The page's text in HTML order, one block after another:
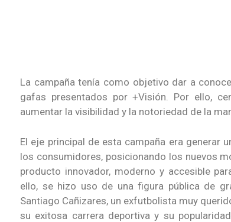
La campaña tenía como objetivo dar a
gafas presentados por +Visión. Por ello,
aumentar la visibilidad y la notoriedad de la
El eje principal de esta campaña era generar
los consumidores, posicionando los nuevos
producto innovador, moderno y accesible
ello, se hizo uso de una figura pública de
Santiago Cañizares, un exfutbolista muy
su exitosa carrera deportiva y su